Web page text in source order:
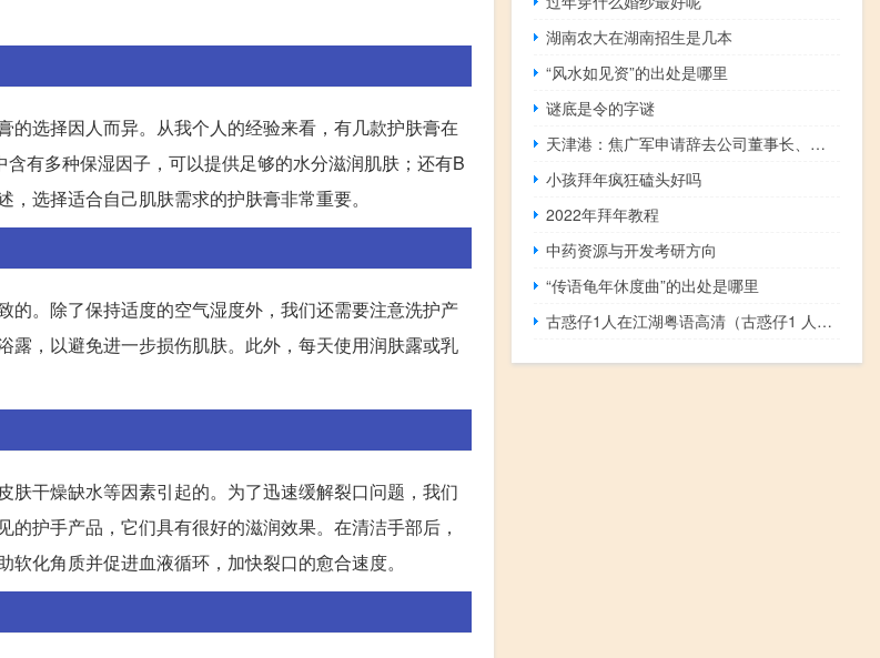
选择因人而异。从我个人的经验来看，有几款护肤膏在
有多种保湿因子，可以提供足够的水分滋润肌肤；还有B
选择适合自己肌肤需求的护肤膏非常重要。
。除了保持适度的空气湿度外，我们还需要注意洗护产
，以避免进一步损伤肌肤。此外，每天使用润肤露或乳
干燥缺水等因素引起的。为了迅速缓解裂口问题，我们
护手产品，它们具有很好的滋润效果。在清洁手部后，
化角质并促进血液循环，加快裂口的愈合速度。
湖南农大在湖南招生是几本
“风水如见资”的出处是哪里
谜底是令的字谜
天津港：焦广军申请辞去公司董事长、董事职务
小孩拜年疯狂磕头好吗
2022年拜年教程
中药资源与开发考研方向
“传语龟年休度曲”的出处是哪里
古惑仔1人在江湖粤语高清（古惑仔1 人在江湖粤语高清）